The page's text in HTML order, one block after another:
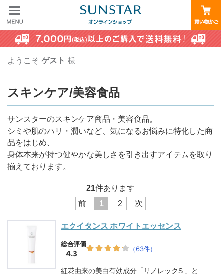
ようこそ ゲスト 様
スキンケア/美容食品
サンスターのスキンケア商品・美容食品。
シミや肌のハリ・潤いなど、気になるお悩みに特化した商
品をはじめ、
身体本来が持つ健やかな美しさを引き出すアイテムを取り
揃えております。
21件あります
前
1 2 次
エクイタンス ホワイトエッセンス
紅花由来の美白有効成分「リノレックS 」と